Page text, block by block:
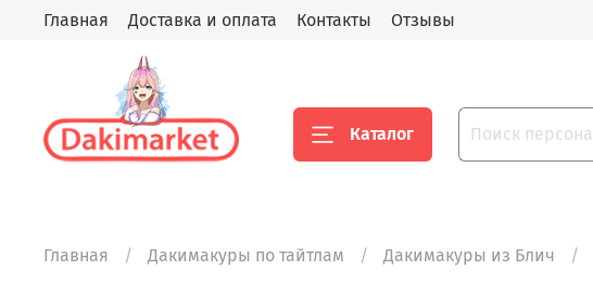
Главная Доставка и оплата Контакты Отзывы
Каталог
Главная Дакимакуры по тайтлам Дакимакуры из Блич